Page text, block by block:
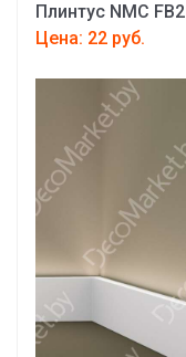
Плинтус NMC FB2
Цена: 22 руб.